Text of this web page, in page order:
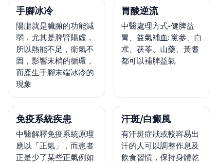
手腳冰冷
陽虛就是臟腑的功能減
弱，尤其是脾腎陽虛，
所以熱能不足，衛氣不
固，影響末梢的循環，
而產生手腳末端冰冷的
現象
胃酸逆流
中醫處理方式-健脾益
胃、益氣補血: 黨參、白
朮、茯苓、山藥、黃耆
都可以補脾益氣
免疫系統疾患
中醫解釋免疫系統原理
應以「正氣」，而患者
正是少了某些正氣例如
汗斑/白癜風
有汗斑症狀或較容易出
汗的人可以調整作息及
飲食習慣，保持身體乾